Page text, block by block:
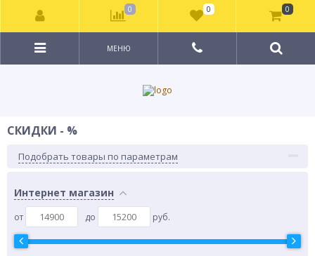
МЕНЮ
СКИДКИ - %
Подобрать товары по параметрам
Интернет магазин
от до руб.
0 0 0